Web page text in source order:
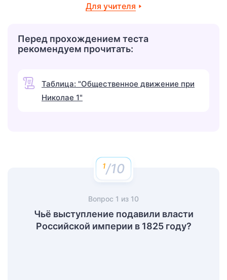
Для учителя
Перед прохождением теста
рекомендуем прочитать:
Таблица: "Общественное движение при
Николае 1"
/10
Вопрос 1 из 10
Чьё выступление подавили власти
Российской империи в 1825 году?